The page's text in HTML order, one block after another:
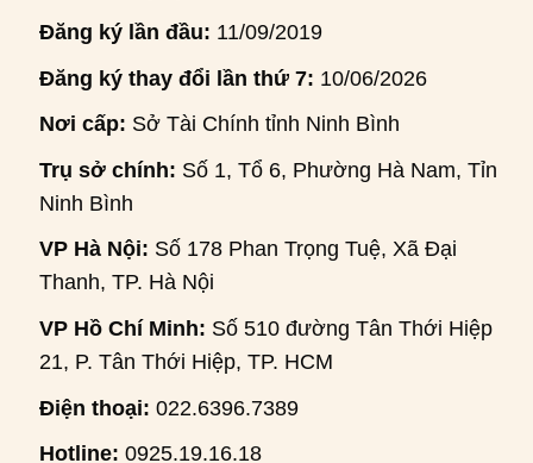
Đăng ký lần đầu: 11/09/2019
Đăng ký thay đổi lần thứ 7: 10/06/2026
Nơi cấp: Sở Tài Chính tỉnh Ninh Bình
Trụ sở chính: Số 1, Tổ 6, Phường Hà Nam, Tỉnh
Ninh Bình
VP Hà Nội: Số 178 Phan Trọng Tuệ, Xã Đại
Thanh, TP. Hà Nội
VP Hồ Chí Minh: Số 510 đường Tân Thới Hiệp
21, P. Tân Thới Hiệp, TP. HCM
Điện thoại: 022.6396.7389
Hotline: 0925.19.16.18